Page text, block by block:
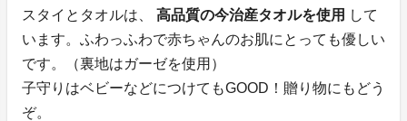
スタイとタオルは、 高品質の今治産タオルを使用 して
います。ふわっふわで赤ちゃんのお肌にとっても優しい
です。（裏地はガーゼを使用）
子守りはベビーなどにつけてもGOOD！贈り物にもどう
ぞ。